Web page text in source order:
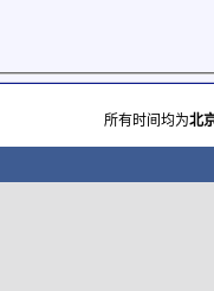
所有时间均为北